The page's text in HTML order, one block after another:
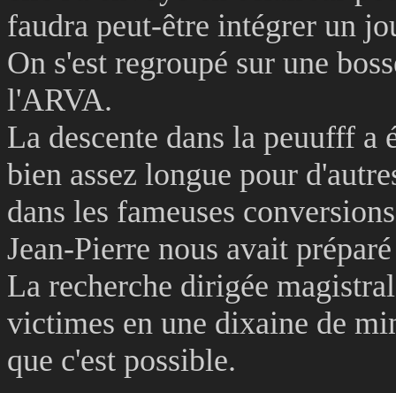
faudra peut-être intégrer un
On s'est regroupé sur une
l'ARVA.
La descente dans la peuufff
bien assez longue pour
dans les fameuses
Jean-Pierre nous avait
La recherche dirigée
victimes en une dixaine de
que c'est possible.